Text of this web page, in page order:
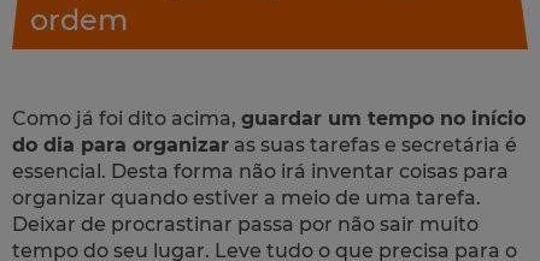
ordem
Como já foi dito acima, guardar um tempo no início
do dia para organizar as suas tarefas e secretária é
essencial. Desta forma não irá inventar coisas para
organizar quando estiver a meio de uma tarefa.
Deixar de procrastinar passa por não sair muito
tempo do seu lugar. Leve tudo o que precisa para o